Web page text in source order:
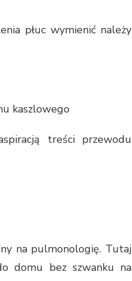
płuc wymienić należy
kaszlowego
treści przewodu
na pulmonologię. Tutaj
domu bez szwanku na